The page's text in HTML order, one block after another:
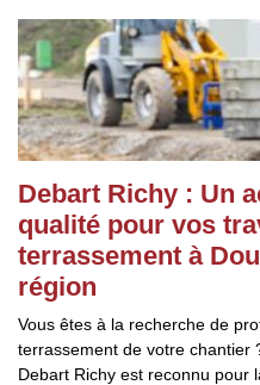
Debart Richy : Un
qualité pour vos
terrassement à
région
Vous êtes à la recherche de
terrassement de votre chantier
Debart Richy est reconnu pour